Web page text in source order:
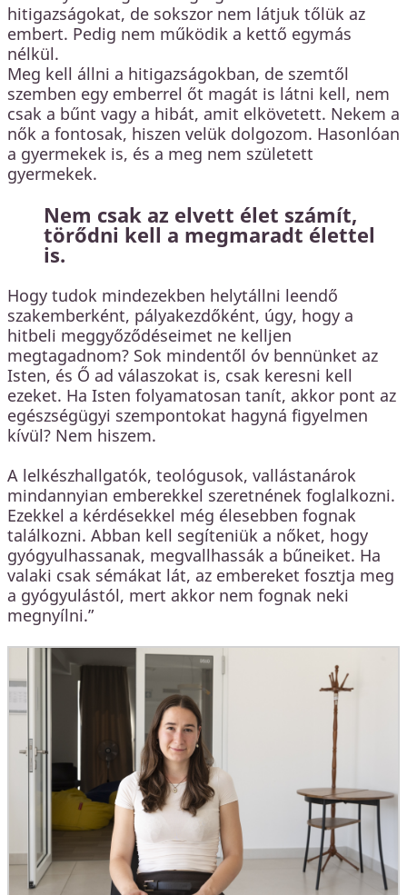
hitigazságokat, de sokszor nem látjuk tőlük az
embert. Pedig nem működik a kettő egymás
nélkül.
Meg kell állni a hitigazságokban, de szemtől
szemben egy emberrel őt magát is látni kell, nem
csak a bűnt vagy a hibát, amit elkövetett. Nekem a
nők a fontosak, hiszen velük dolgozom. Hasonlóan
a gyermekek is, és a meg nem született
gyermekek.
Nem csak az elvett élet számít,
törődni kell a megmaradt élettel
is.
Hogy tudok mindezekben helytállni leendő
szakemberként, pályakezdőként, úgy, hogy a
hitbeli meggyőződéseimet ne kelljen
megtagadnom? Sok mindentől óv bennünket az
Isten, és Ő ad válaszokat is, csak keresni kell
ezeket. Ha Isten folyamatosan tanít, akkor pont az
egészségügyi szempontokat hagyná figyelmen
kívül? Nem hiszem.
A lelkészhallgatók, teológusok, vallástanárok
mindannyian emberekkel szeretnének foglalkozni.
Ezekkel a kérdésekkel még élesebben fognak
találkozni. Abban kell segíteniük a nőket, hogy
gyógyulhassanak, megvallhassák a bűneiket. Ha
valaki csak sémákat lát, az embereket fosztja meg
a gyógyulástól, mert akkor nem fognak neki
megnyílni.”